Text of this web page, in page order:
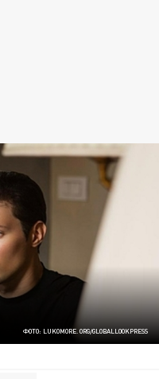
ФОТО: LUKOMORE. ORG/GLOBALLOOKPRESS